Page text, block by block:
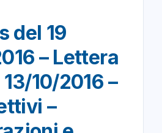
del 19
– Lettera
10/2016 –
–